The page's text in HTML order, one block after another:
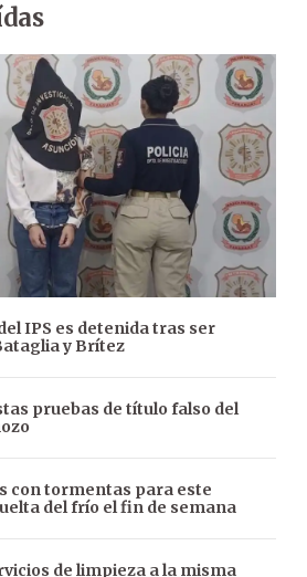
IPS es detenida tras ser
y Brítez
pruebas de título falso del
con tormentas para este
del frío el fin de semana
de limpieza a la misma